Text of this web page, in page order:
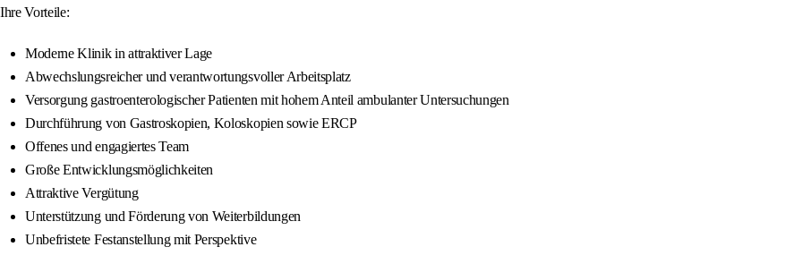
Ihre Vorteile:
Moderne Klinik in attraktiver Lage
Abwechslungsreicher und verantwortungsvoller Arbeitsplatz
Versorgung gastroenterologischer Patienten mit hohem Anteil ambulanter Untersuchungen
Durchführung von Gastroskopien, Koloskopien sowie ERCP
Offenes und engagiertes Team
Große Entwicklungsmöglichkeiten
Attraktive Vergütung
Unterstützung und Förderung von Weiterbildungen
Unbefristete Festanstellung mit Perspektive